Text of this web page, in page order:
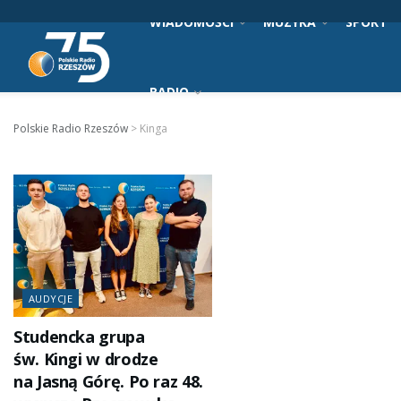
WIADOMOŚCI MUZYKA SPORT
RADIO
Polskie Radio Rzeszów > Kinga
AUDYCJE
Studencka grupa
św. Kingi w drodze
na Jasną Górę. Po raz 48.